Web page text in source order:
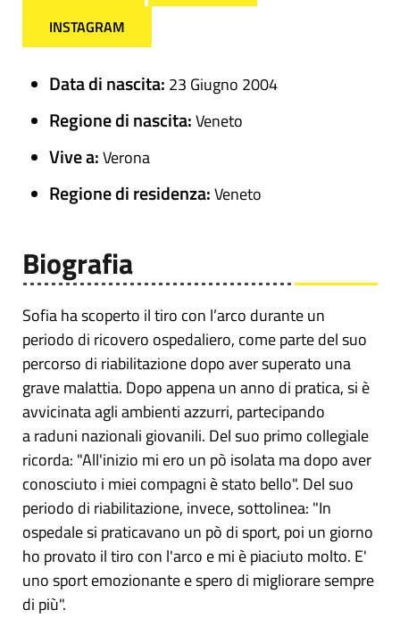
INSTAGRAM
Data di nascita: 23 Giugno 2004
Regione di nascita:Veneto
Vive a:Verona
Regione di residenza:Veneto
Biografia
Sofia ha scoperto il tiro con l’arco durante un
periodo di ricovero ospedaliero, come parte del suo
percorso di riabilitazione dopo aver superato una
grave malattia. Dopo appena un anno di pratica, si è
avvicinata agli ambienti azzurri, partecipando
a raduni nazionali giovanili. Del suo primo collegiale
ricorda: "All'inizio mi ero un pò isolata ma dopo aver
conosciuto i miei compagni è stato bello". Del suo
periodo di riabilitazione, invece, sottolinea: "In
ospedale si praticavano un pò di sport, poi un giorno
ho provato il tiro con l'arco e mi è piaciuto molto. E'
uno sport emozionante e spero di migliorare sempre
di più".